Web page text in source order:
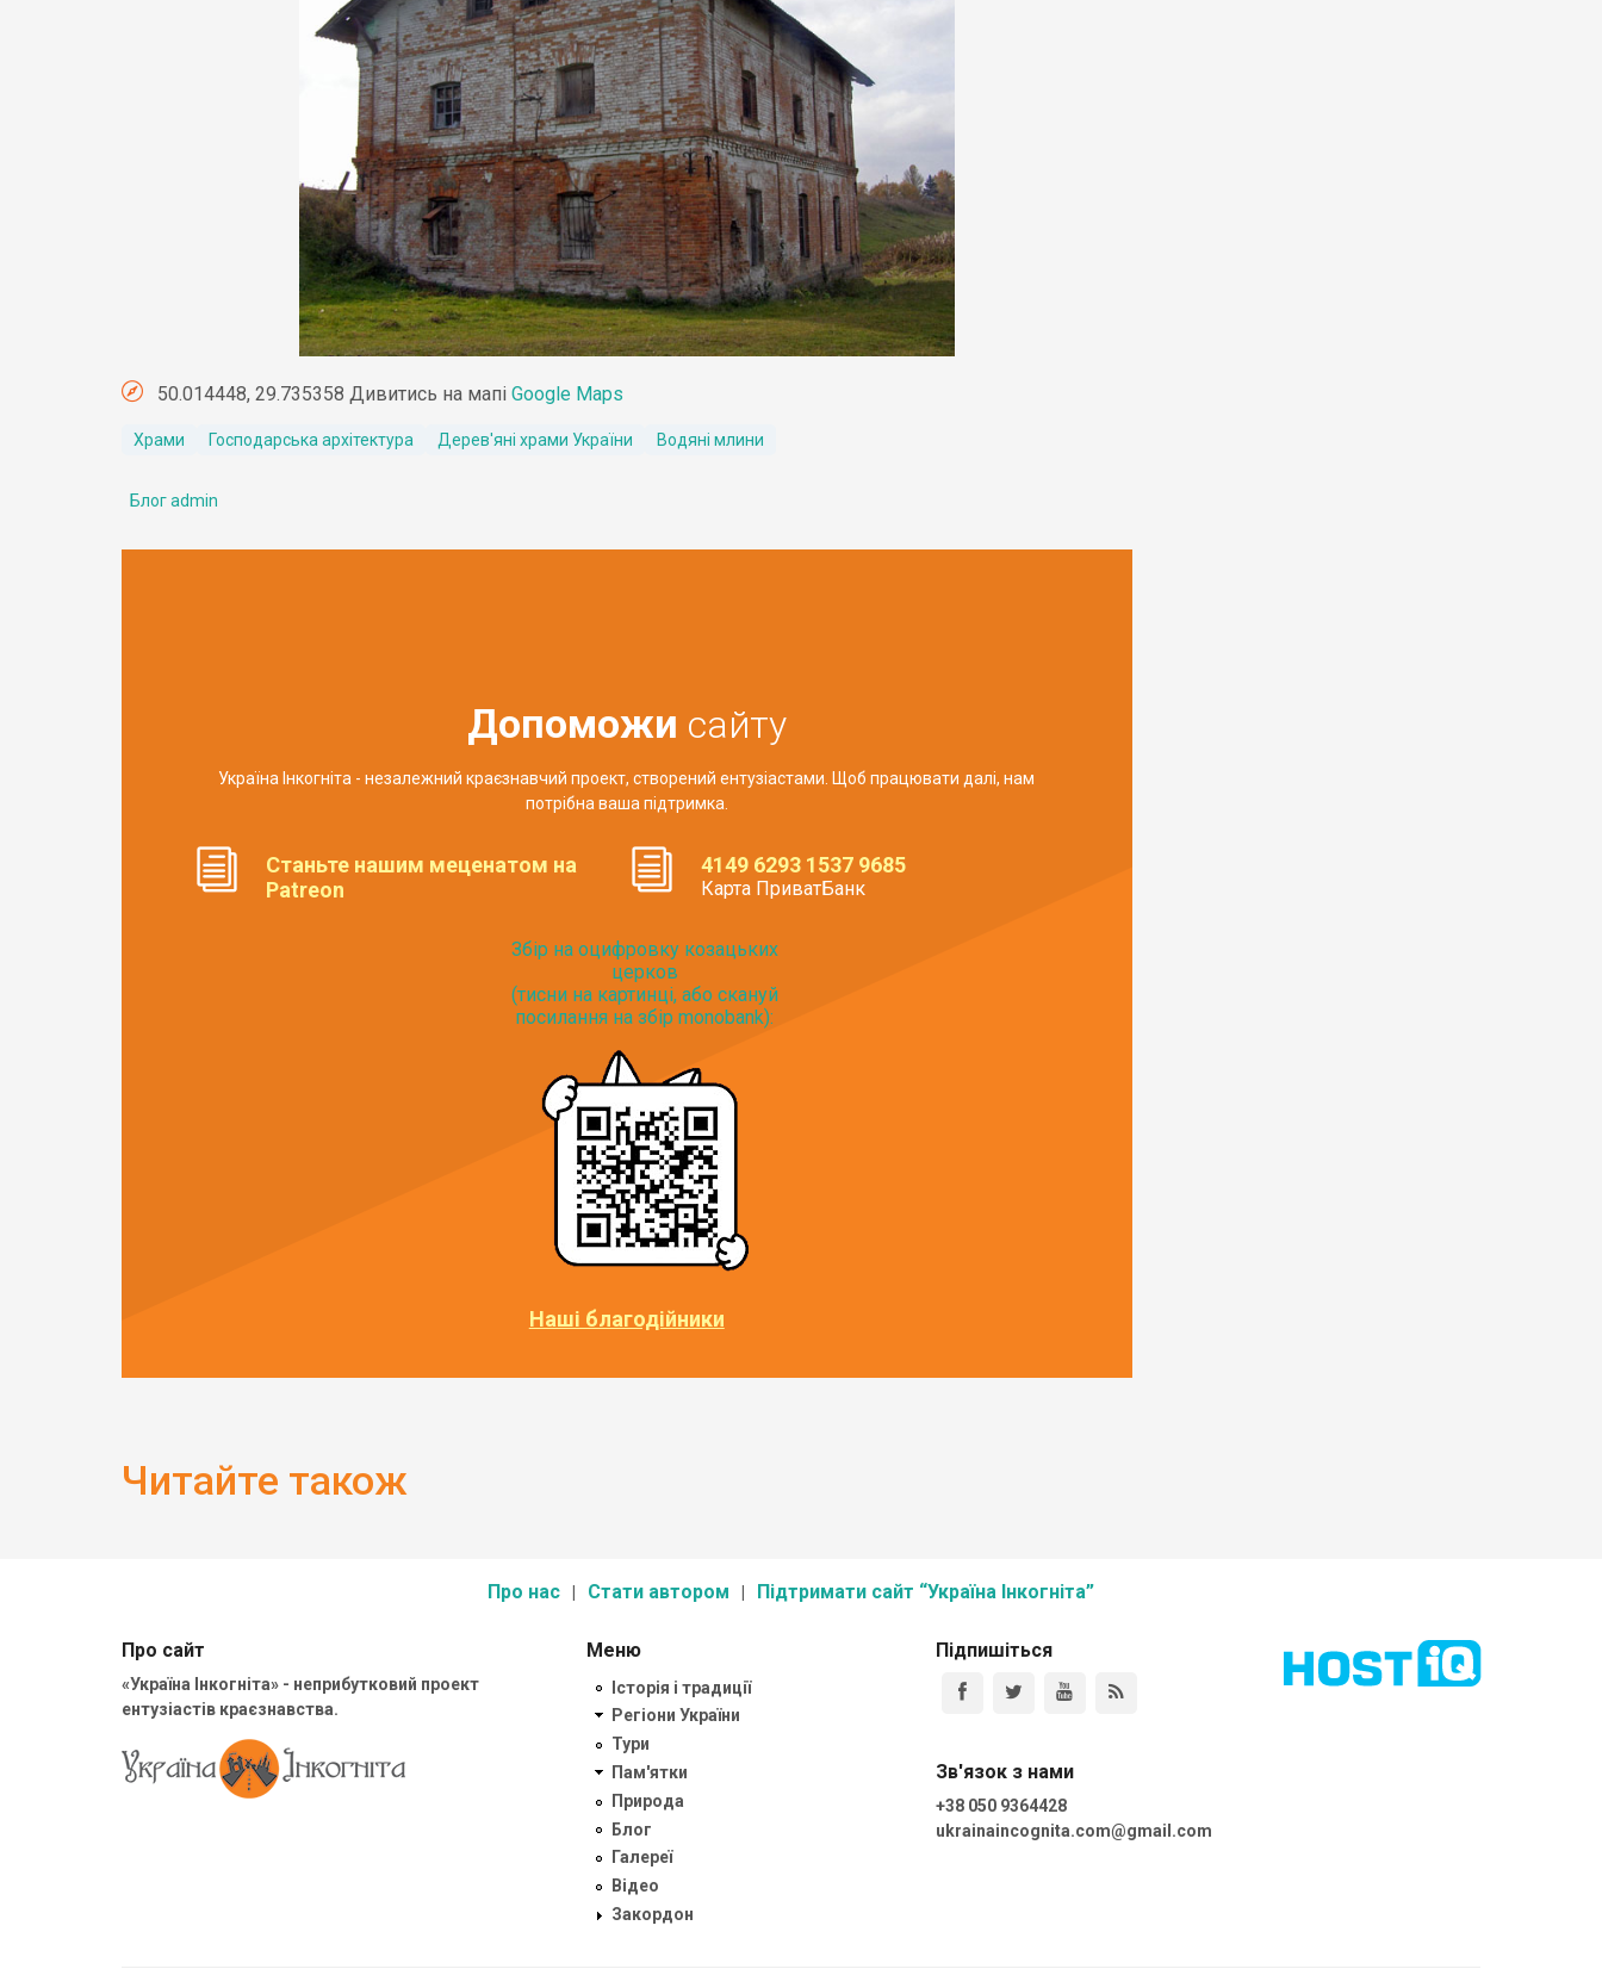
50.014448, 29.735358 Дивитись на мапі Google Maps
Храми Господарська архітектура Дерев'яні храми України Водяні млини
Блог admin
Допоможи сайту
Україна Інкогніта - незалежний краєзнавчий проект, створений ентузіастами. Щоб працювати далі, нам
потрібна ваша підтримка.
Станьте нашим меценатом на
Patreon
4149 6293 1537 9685
Карта ПриватБанк
Збір на оцифровку козацьких
церков
(тисни на картинці, або скануй
посилання на збір monobank):
Наші благодійники
Читайте також
Про нас Стати автором Підтримати сайт “Україна Інкогніта”
Про сайт
«Україна Інкогніта» - неприбутковий проект
ентузіастів краєзнавства.
Меню
Історія і традиції
Регіони України
Тури
Пам'ятки
Природа
Блог
Галереї
Відео
Закордон
Підпишіться
Зв'язок з нами
+38 050 9364428
ukrainaincognita.com@gmail.com